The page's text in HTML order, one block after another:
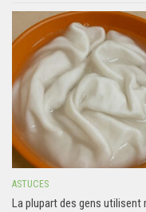
ASTUCES
La plupart des gens utilisent